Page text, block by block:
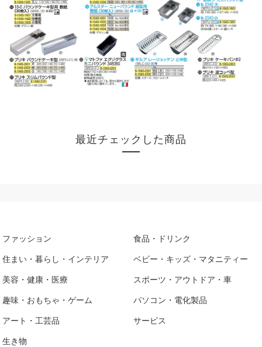
最近チェックした商品
ファッション 食品・ドリンク
住まい・暮らし・インテリア ベビー・キッズ・マタニティー
美容・健康・医療 スポーツ・アウトドア・車
趣味・おもちゃ・ゲーム パソコン・電化製品
アート・工芸品 サービス
生き物